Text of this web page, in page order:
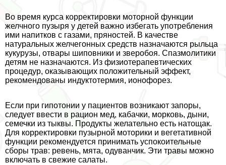
Во время курса корректировки моторной функции
желчного пузыря у детей важно избегать употрeбления
ими напитков с газами, пряностей. В качестве
натуральных желчегонных средств назначаются рыльца
кукурузы, отвары шиповники и зверобоя. Спазмолитики
детям не назначаются. Из физиотерапевтических
процедур, оказывающих положительный эффект,
рекомендованы индуктотермия, ионофорез.
Если при гипотонии у пациентов возникают запоры,
следует ввести в рацион мед, кабачки, морковь, дыни,
семечки из тыквы. Продукты желательно есть натощак.
Для корректировки пузырной моторики и вегетативной
функции рекомендуется принимать успокоительные
сборы трав: ревень, мята, одуванчик. Эти травы можно
включать в свежие салаты.